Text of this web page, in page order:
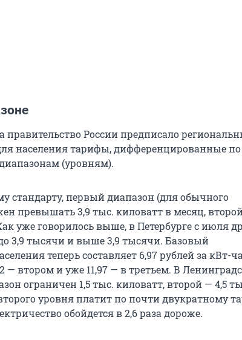
правительство России предписало
населения тарифы, дифференцированные
(уровням).
стандарту, первый диапазон (для обычного
превышать 3,9 тыс. киловатт в месяц,
уже говорилось выше, в Петербурге с июля
3,9 тысячи и выше 3,9 тысячи. Базовый
теперь составляет 6,97 рублей за кВт-
— втором и уже 11,97 — в третьем. В
ограничен 1,5 тыс. киловатт, второй — 4,5
уровня платит по почти двукратному
обойдется в 2,6 раза дороже.